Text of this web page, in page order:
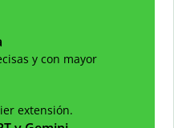
y con mayor
extensión.